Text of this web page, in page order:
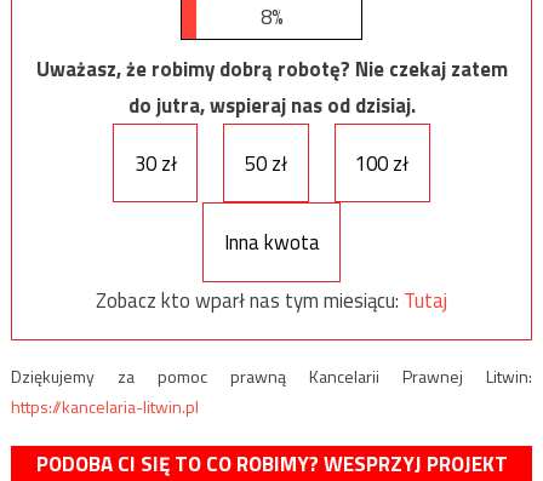
8%
Uważasz, że robimy dobrą robotę? Nie czekaj zatem
do jutra, wspieraj nas od dzisiaj.
30 zł
50 zł 100 zł
Inna kwota
Zobacz kto wparł nas tym miesiącu: Tutaj
Dziękujemy za pomoc prawną Kancelarii Prawnej Litwin:
https://kancelaria-litwin.pl
PODOBA CI SIĘ TO CO ROBIMY? WESPRZYJ PROJEKT